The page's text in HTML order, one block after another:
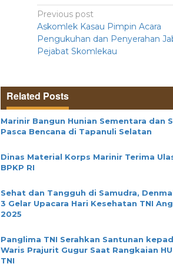
Previous post
Askomlek Kasau Pimpin Acara
Pengukuhan dan Penyerahan
Pejabat Skomlekau
Related Posts
Marinir Bangun Hunian Sementara dan
Pasca Bencana di Tapanuli Selatan
Dinas Material Korps Marinir Terima
BPKP RI
Sehat dan Tangguh di Samudra,
3 Gelar Upacara Hari Kesehatan TNI
2025
Panglima TNI Serahkan Santunan
Waris Prajurit Gugur Saat Rangkaian
TNI